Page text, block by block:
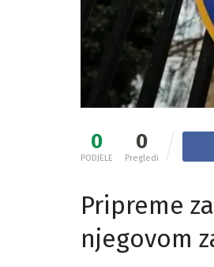
0
PODJELE
0
Pregledi
Pripreme
njegovom